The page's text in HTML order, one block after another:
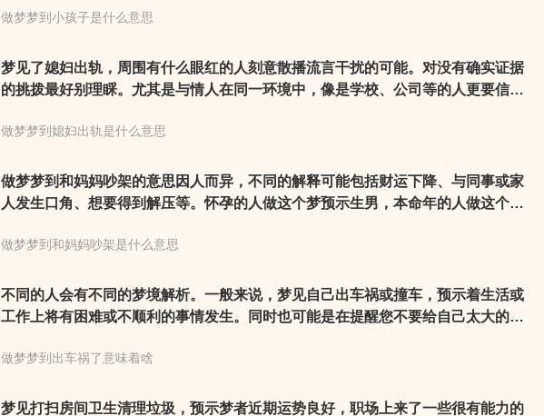
考下一步为佳。这两天很享受和朋友在一起的愉快时光，不过家人对你也很不错，
做梦梦到小孩子是什么意思
梦见了媳妇出轨，周围有什么眼红的人刻意散播流言干扰的可能。对没有确实证据
的挑拨最好别理睬。尤其是与情人在同一环境中，像是学校、公司等的人更要信心
或出轨恋情可是不碰为妙，不正常感情还会使运气大大下滑。
做梦梦到媳妇出轨是什么意思
做梦梦到和妈妈吵架的意思因人而异，不同的解释可能包括财运下降、与同事或家
人发生口角、想要得到解压等。怀孕的人做这个梦预示生男，本命年的人做这个梦
己的某个愿望，吵架只是达成目的的手段。如果是女性做这个梦，预示着自身将会
做梦梦到和妈妈吵架是什么意思
不同的人会有不同的梦境解析。一般来说，梦见自己出车祸或撞车，预示着生活或
工作上将有困难或不顺利的事情发生。同时也可能是在提醒您不要给自己太大的压
得、要有信心得财利。如果是医生梦见出车祸了，则提示你小心周边出现传染性疾
做梦梦到出车祸了意味着啥
梦见打扫房间卫生清理垃圾，预示梦者近期运势良好，职场上来了一些很有能力的